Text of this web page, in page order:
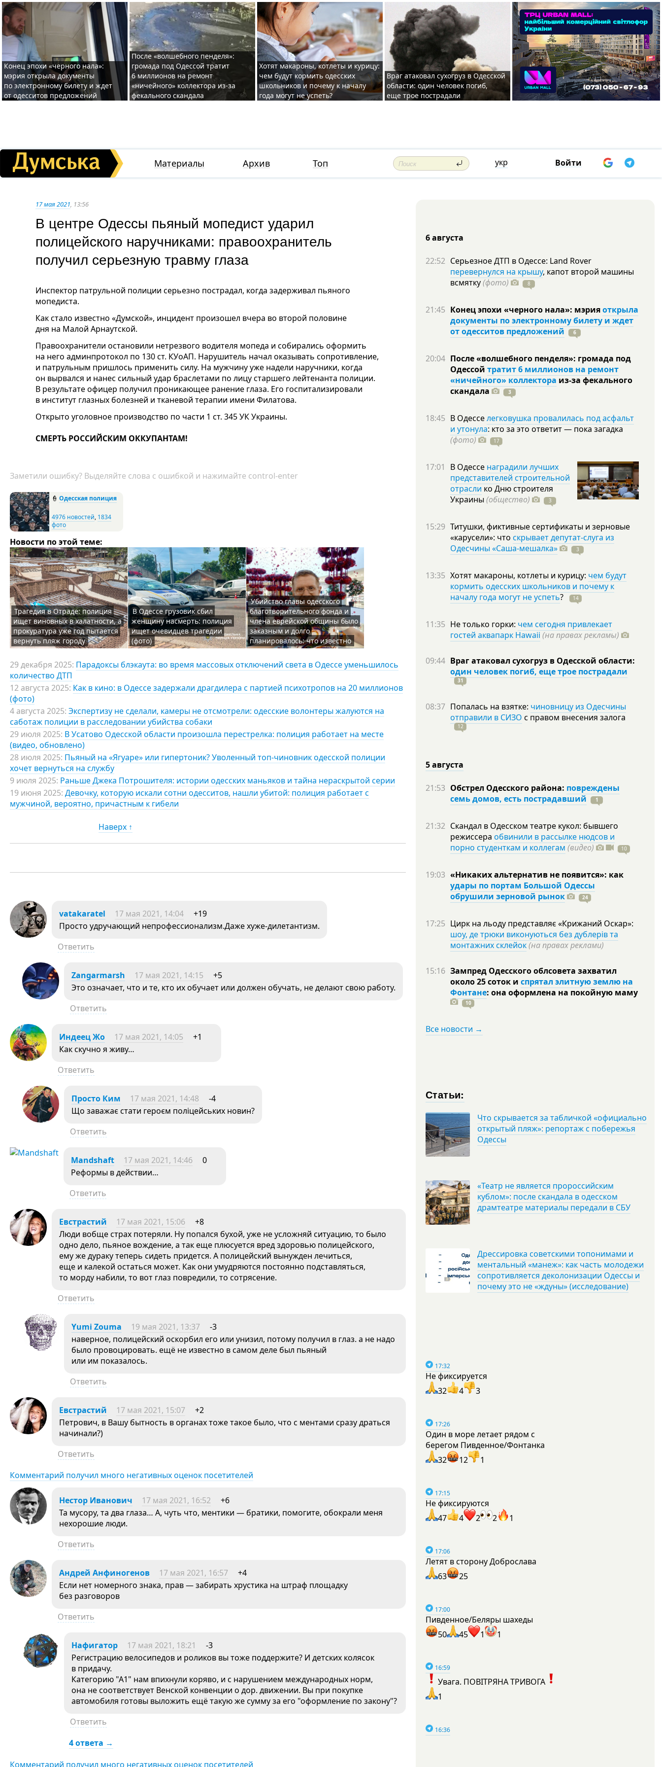
Конец эпохи «черного нала»:
мэрия открыла документы
по электронному билету и ждет
от одесситов предложений
После «волшебного пенделя»:
громада под Одессой тратит
6 миллионов на ремонт
«ничейного» коллектора из-за
фекального скандала
Хотят макароны, котлеты и курицу:
чем будут кормить одесских
школьников и почему к началу
года могут не успеть?
Враг атаковал сухогруз в Одесской
области: один человек погиб,
еще трое пострадали
Материалы Архив Топ укр Войти
17 мая 2021, 13:56
В центре Одессы пьяный мопедист ударил
полицейского наручниками: правоохранитель
получил серьезную травму глаза
Инспектор патрульной полиции серьезно пострадал, когда задерживал пьяного
мопедиста.
Как стало известно «Думской», инцидент произошел вчера во второй половине
дня на Малой Арнаутской.
Правоохранители остановили нетрезвого водителя мопеда и собирались оформить
на него админпротокол по 130 ст. КУоАП. Нарушитель начал оказывать сопротивление,
и патрульным пришлось применить силу. На мужчину уже надели наручники, когда
он вырвался и нанес сильный удар браслетами по лицу старшего лейтенанта полиции.
В результате офицер получил проникающее ранение глаза. Его госпитализировали
в институт глазных болезней и тканевой терапии имени Филатова.
Открыто уголовное производство по части 1 ст. 345 УК Украины.
СМЕРТЬ РОССИЙСКИМ ОККУПАНТАМ!
Заметили ошибку? Выделяйте слова с ошибкой и нажимайте control-enter
👮 Одесская полиция
4976 новостей, 1834
фото
Новости по этой теме:
Трагедия в Отраде: полиция
ищет виновных в халатности, а
прокуратура уже год пытается
вернуть пляж городу
В Одессе грузовик сбил
женщину насмерть: полиция
ищет очевидцев трагедии
(фото)
Убийство главы одесского
благотворительного фонда и
члена еврейской общины было
заказным и долго
планировалось: что известно
29 декабря 2025: Парадоксы блэкаута: во время массовых отключений света в Одессе уменьшилось
количество ДТП
12 августа 2025: Как в кино: в Одессе задержали драгдилера с партией психотропов на 20 миллионов
(фото)
4 августа 2025: Экспертизу не сделали, камеры не отсмотрели: одесские волонтеры жалуются на
саботаж полиции в расследовании убийства собаки
29 июля 2025: В Усатово Одесской области произошла перестрелка: полиция работает на месте
(видео, обновлено)
28 июля 2025: Пьяный на «Ягуаре» или гипертоник? Уволенный топ-чиновник одесской полиции
хочет вернуться на службу
9 июля 2025: Раньше Джека Потрошителя: истории одесских маньяков и тайна нераскрытой серии
19 июня 2025: Девочку, которую искали сотни одесситов, нашли убитой: полиция работает с
мужчиной, вероятно, причастным к гибели
Наверх ↑
vatakaratel 17 мая 2021, 14:04
+19
Просто удручающий непрофессионализм.Даже хуже-дилетантизм.
Ответить
Zangarmarsh 17 мая 2021, 14:15
+5
Это означает, что и те, кто их обучает или должен обучать, не делают свою работу.
Ответить
Индеец Жо 17 мая 2021, 14:05
+1
Как скучно я живу…
Ответить
Просто Ким 17 мая 2021, 14:48
-4
Що заважає стати героєм поліцейських новин?
Ответить
Mandshaft 17 мая 2021, 14:46
0
Реформы в действии…
Ответить
Евстрастий 17 мая 2021, 15:06
+8
Люди вобще страх потеряли. Ну попался бухой, уже не усложняй ситуацию, то было
одно дело, пьяное вождение, а так еще плюсуется вред здоровью полицейского,
ему же дураку теперь сидеть придется. А полицейский вынужден лечиться,
еще и калекой остаться может. Как они умудряются постоянно подставляться,
то морду набили, то вот глаз повредили, то сотрясение.
Ответить
Yumi Zouma 19 мая 2021, 13:37
-3
наверное, полицейский оскорбил его или унизил, потому получил в глаз. а не надо
было провоцировать. ещё не известно в самом деле был пьяный
или им показалось.
Ответить
Евстрастий 17 мая 2021, 15:07
+2
Петрович, в Вашу бытность в органах тоже такое было, что с ментами сразу драться
начинали?)
Ответить
Комментарий получил много негативных оценок посетителей
Нестор Иванович 17 мая 2021, 16:52
+6
Та мусору, та два глаза… А, чуть что, ментики — братики, помогите, обокрали меня
нехорошие люди.
Ответить
Андрей Анфиногенов 17 мая 2021, 16:57
+4
Если нет номерного знака, прав — забирать хрустика на штраф площадку
без разговоров
Ответить
Нафигатор 17 мая 2021, 18:21
-3
Регистрацию велосипедов и роликов вы тоже поддержите? И детских колясок
в придачу.
Категорию "А1" нам впихнули коряво, и с нарушением международных норм,
она не соответствует Венской конвенции о дор. движении. Вы при покупке
автомобиля готовы выложить ещё такую же сумму за его "оформление по закону"?
Ответить
4 ответа →
Комментарий получил много негативных оценок посетителей
6 августа
22:52 Серьезное ДТП в Одессе: Land Rover
перевернулся на крышу, капот второй машины
всмятку(фото) 8
21:45 Конец эпохи «черного нала»: мэрияоткрыла
документы по электронному билету и ждет
от одесситов предложений
6
20:04 После «волшебного пенделя»: громада под
Одессой тратит 6 миллионов на ремонт
«ничейного» коллектора из-за фекального
скандала
3
18:45 В Одесселегковушка провалилась под асфальт
и утонула: кто за это ответит — пока загадка
(фото)
17
17:01 В Одессе наградили лучших
представителей строительной
отрасли ко Дню строителя
Украины (общество) 3
15:29 Титушки, фиктивные сертификаты и зерновые
«карусели»: что скрывает депутат-слуга из
Одесчины «Саша-мешалка»
3
13:35 Хотят макароны, котлеты и курицу: чем будут
кормить одесских школьников и почему к
началу года могут не успеть? 14
11:35 Не только горки: чем сегодня привлекает
гостей аквапарк Hawaii (на правах рекламы)
09:44 Враг атаковал сухогруз в Одесской области:
один человек погиб, еще трое пострадали
31
08:37 Попалась на взятке: чиновницу из Одесчины
отправили в СИЗО с правом внесения залога
12
5 августа
21:53 Обстрел Одесского района: повреждены
семь домов, есть пострадавший
1
21:32 Скандал в Одесском театре кукол: бывшего
режиссера обвинили в рассылке нюдсов и
порно студенткам и коллегам (видео) 10
19:03 «Никаких альтернатив не появится»: как
удары по портам Большой Одессы
обрушили зерновой рынок
24
17:25 Цирк на льоду представляє «Крижаний Оскар»:
шоу, де трюки виконуються без дублерів та
монтажних склейок(на правах реклами)
15:16 Зампред Одесского облсовета захватил
около 25 соток и спрятал элитную землю на
Фонтане: она оформлена на покойную маму
10
Все новости →
Статьи:
Что скрывается за табличкой «официально
открытый пляж»: репортаж с побережья
Одессы
«Театр не является пророссийским
кублом»: после скандала в одесском
драмтеатре материалы передали в СБУ
Дрессировка советскими топонимами и
ментальный «манеж»: как часть молодежи
сопротивляется деколонизации Одессы и
почему это не «ждуны» (исследование)
17:32
Не фиксируется
32
4 3
17:26
Один в море летает рядом с
берегом Пивденное/Фонтанка
32
12 1
17:15
Не фиксируются
47
4 2 2 1
17:06
Летят в сторону Доброслава
63
25
17:00
Пивденное/Беляры шахеды
50
45 1 1
16:59
Увага. ПОВІТРЯНА ТРИВОГА
1
16:36